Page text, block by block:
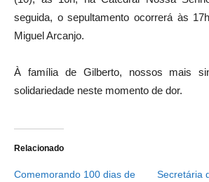
seguida, o sepultamento ocorrerá às
Miguel Arcanjo.
À família de Gilberto, nossos mais
solidariedade neste momento de dor.
Relacionado
Comemorando 100 dias de
Secretária